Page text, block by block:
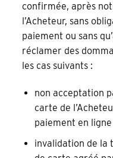
confirmée, après
l’Acheteur, sans
paiement ou sans
réclamer des
les cas suivants :
non acceptation
carte de
paiement en ligne
invalidation de la